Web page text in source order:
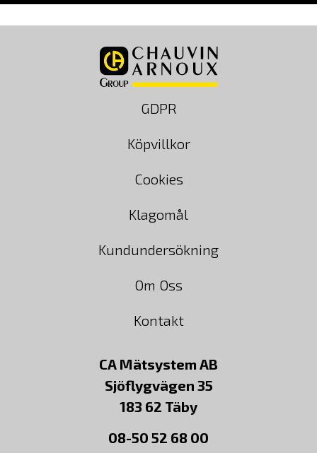
GDPR
Köpvillkor
Cookies
Klagomål
Kundundersökning
Om Oss
Kontakt
CA Mätsystem AB
Sjöflygvägen 35
183 62 Täby
08-50 52 68 00